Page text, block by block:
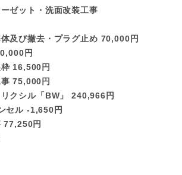
ゼット・洗面改装工事
及び撤去・プラグ止め 70,000円
円
16,500円
75,000円
クシル「BW」 240,966円
ル -1,650円
77,250円